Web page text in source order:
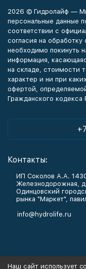
2026 © Гидролайф —
персональные данные
соответствии с
согласия на
необходимо покинуть
информация,
на складе, стоимости
характер и ни при
офертой,
Гражданского кодекса
Контакты:
ИП Соколов А.А.
Железнодорожная,
Одинцовский
рынка "Маркет",
info@hydrolife.ru
Наш сайт использует